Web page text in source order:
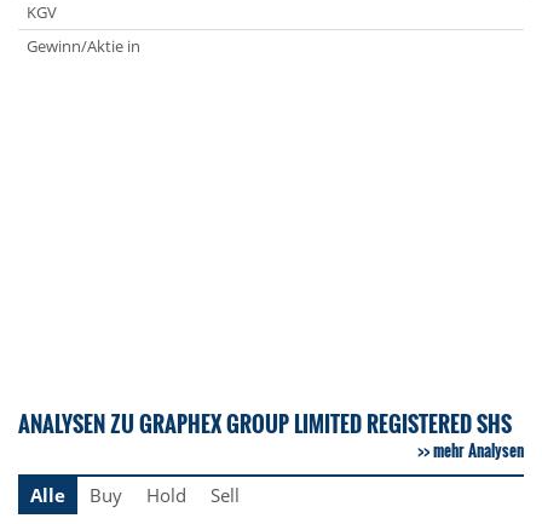
KGV
Gewinn/Aktie in
ANALYSEN ZU GRAPHEX GROUP LIMITED REGISTERED SHS
mehr Analysen
Alle
Buy Hold Sell